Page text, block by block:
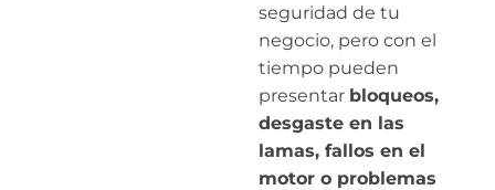
seguridad de tu
negocio, pero con el
tiempo pueden
presentar bloqueos,
desgaste en las
lamas, fallos en el
motor o problemas